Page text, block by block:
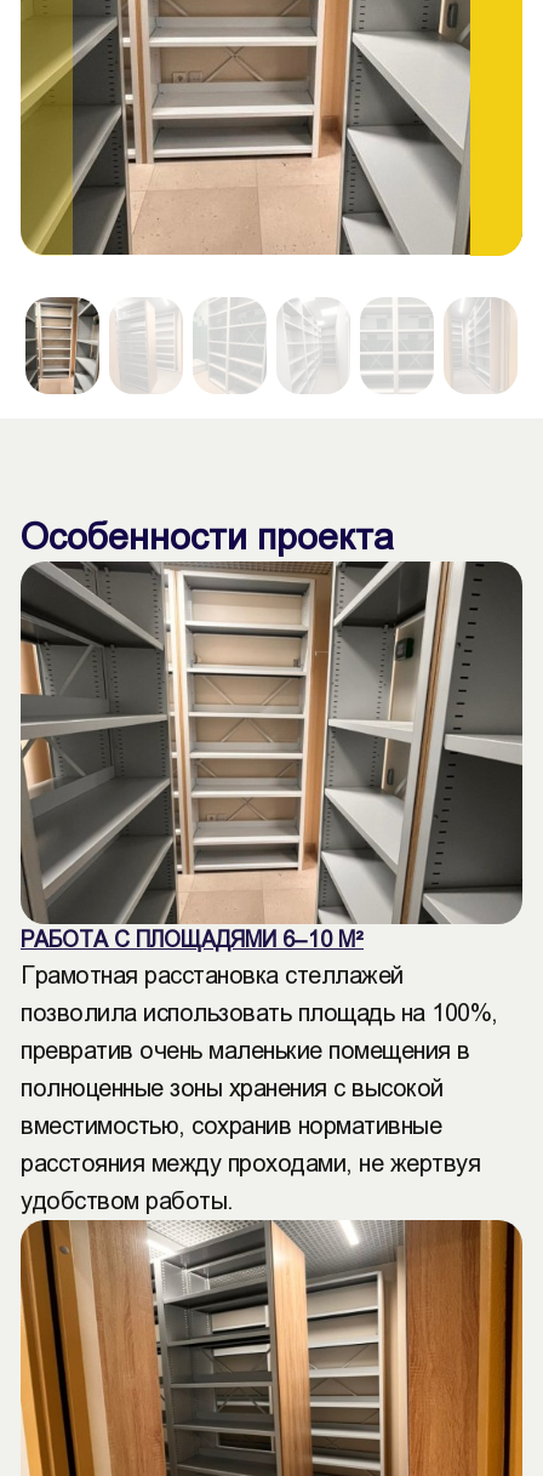
Особенности проекта
РАБОТА С ПЛОЩАДЯМИ 6–10 М²
Грамотная расстановка стеллажей
позволила использовать площадь на 100%,
превратив очень маленькие помещения в
полноценные зоны хранения с высокой
вместимостью, сохранив нормативные
расстояния между проходами, не жертвуя
удобством работы.